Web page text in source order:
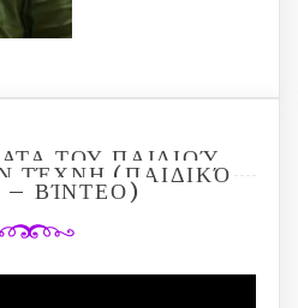
ΤΟΥ ΠΑΙΔΙΟΎ
ΤΈΧΝΗ (ΠΑΙΔΙΚΌ
– ΒΊΝΤΕΟ)